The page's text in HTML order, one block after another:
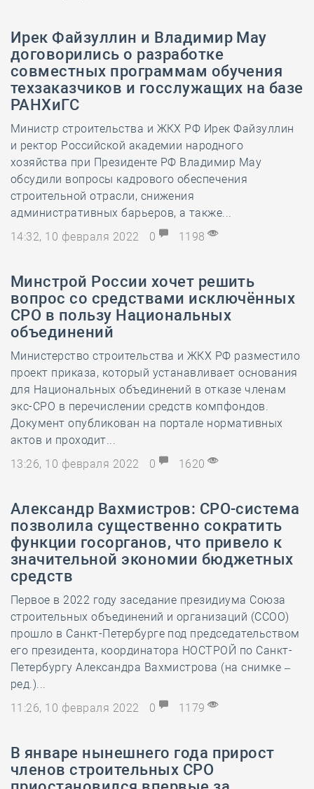
Ирек Файзуллин и Владимир Мау
договорились о разработке
совместных программам обучения
техзаказчиков и госслужащих на базе
РАНХиГС
Министр строительства и ЖКХ РФ Ирек Файзуллин
и ректор Российской академии народного
хозяйства при Президенте РФ Владимир Мау
обсудили вопросы кадрового обеспечения
строительной отрасли, снижения
административных барьеров, а также...
14:32, 10 февраля 2022
0 1198
Минстрой России хочет решить
вопрос со средствами исключённых
СРО в пользу Национальных
объединений
Министерство строительства и ЖКХ РФ разместило
проект приказа, который устанавливает основания
для Национальных объединений в отказе членам
экс-СРО в перечислении средств компфондов.
Документ опубликован на портале нормативных
актов и проходит...
13:26, 10 февраля 2022
0 1620
Александр Вахмистров: СРО-система
позволила существенно сократить
функции госорганов, что привело к
значительной экономии бюджетных
средств
Первое в 2022 году заседание президиума Союза
строительных объединений и организаций (ССОО)
прошло в Санкт-Петербурге под председательством
его президента, координатора НОСТРОЙ по Санкт-
Петербургу Александра Вахмистрова (на снимке –
ред.)...
11:26, 10 февраля 2022
0 1179
В январе нынешнего года прирост
членов строительных СРО